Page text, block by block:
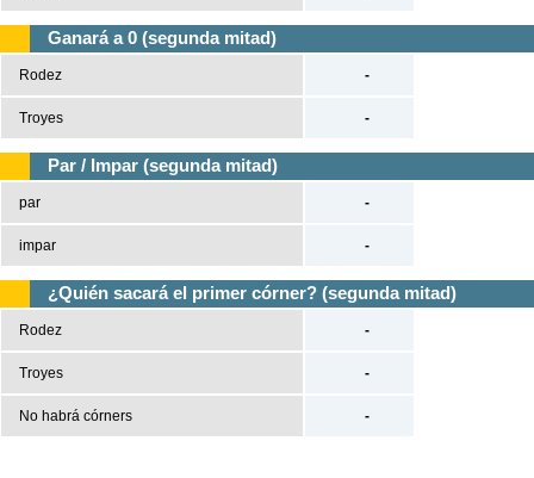
Ganará a 0 (segunda mitad)
Rodez
Troyes
-
-
Par / Impar (segunda mitad)
par
impar
-
-
¿Quién sacará el primer córner? (segunda mitad)
Rodez
Troyes
No habrá córners
-
-
-